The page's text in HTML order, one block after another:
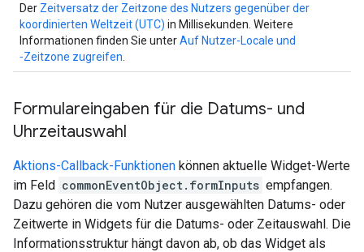
Der Zeitversatz der Zeitzone des Nutzers gegenüber der
koordinierten Weltzeit (UTC) in Millisekunden. Weitere
Informationen finden Sie unterAuf Nutzer-Locale und
‑Zeitzone zugreifen
Formulareingaben für die Datums- und
Uhrzeitauswahl
Aktions-Callback-Funktionen können aktuelle Widget-Werte
im Feld commonEventObject.formInputs empfangen.
Dazu gehören die vom Nutzer ausgewählten Datums- oder
Zeitwerte in Widgets für die Datums- oder Zeitauswahl. Die
Informationsstruktur hängt davon ab, ob das Widget als